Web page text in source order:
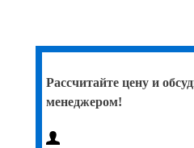
Рассчитайте цену и
менеджером!